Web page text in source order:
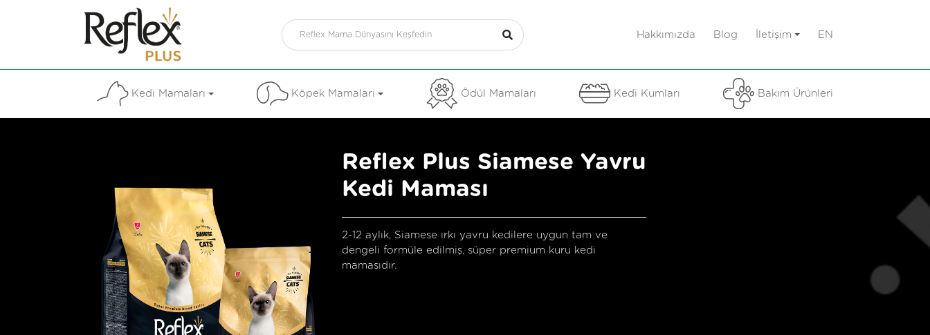
Hakkımızda Blog İletişim EN
Kedi Mamaları Köpek Mamaları Ödül Mamaları Kedi Kumları Bakım Ürünleri
Reflex Plus Siamese Yavru
Kedi Maması
2-12 aylık, Siamese ırkı yavru kedilere uygun tam ve
dengeli formüle edilmiş, süper premium kuru kedi
mamasıdır.